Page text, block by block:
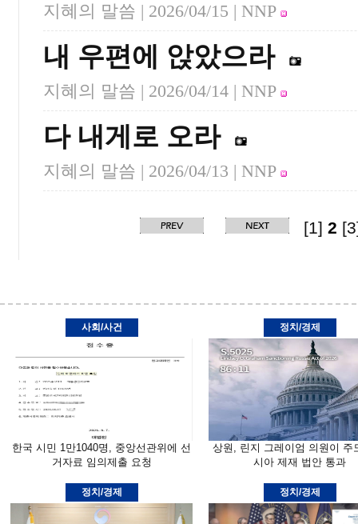
지혜의 말씀 | 2026/04/15 | NNP
내 우편에 앉았으라
지혜의 말씀 | 2026/04/14 | NNP
다 내게로 오라
지혜의 말씀 | 2026/04/13 | NNP
[1] 2
사회/사건
한국 시민 1만1040명, 중앙선관위에 선
거자료 임의제출 요청
정치/경제
상원, 린지 그레이엄 의원이 주
시아 제재 법안 통과
정치/경제 정치/경제